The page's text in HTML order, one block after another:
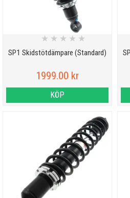
SP1 Skidstötdämpare (Standard)
★ ★ ★ ★ ★
1999.00 kr
KÖP